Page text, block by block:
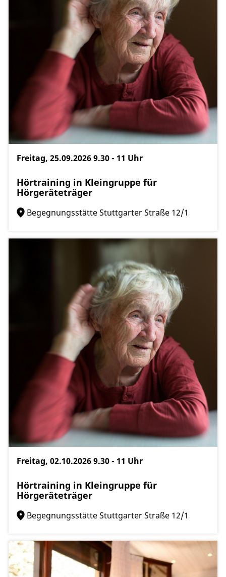
Freitag, 25.09.20269.30 - 11 Uhr
Hörtraining in Kleingruppe für
Hörgeräteträger
Begegnungsstätte Stuttgarter Straße 12/1
Freitag, 02.10.20269.30 - 11 Uhr
Hörtraining in Kleingruppe für
Hörgeräteträger
Begegnungsstätte Stuttgarter Straße 12/1